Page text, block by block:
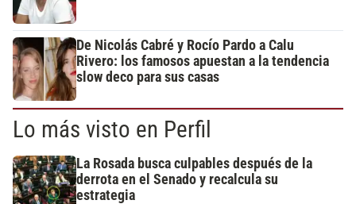
De Nicolás Cabré y Rocío Pardo a Calu
Rivero: los famosos apuestan a la tendencia
slow deco para sus casas
Lo más visto en Perfil
La Rosada busca culpables después de la
derrota en el Senado y recalcula su
estrategia